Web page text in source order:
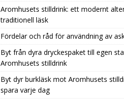
Aromhusets stilldrink: ett modernt
traditionell läsk
Fördelar och råd för användning av
Byt från dyra dryckespaket till egen
Aromhusets stilldrink
Byt dyr burkläsk mot Aromhusets
spara varje dag